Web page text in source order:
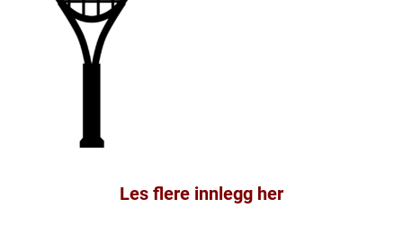
Les flere innlegg her